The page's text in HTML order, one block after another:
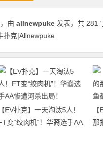
，由 allnewpuke 发表，共 281
扑克|Allnewpuke
【EV扑克】一天淘汰5人！
变“绞肉机”！华裔选手AA
那